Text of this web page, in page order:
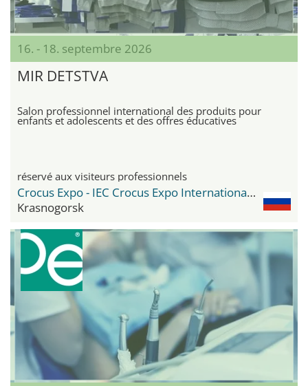
16. - 18. septembre 2026
MIR DETSTVA
Salon professionnel international des produits pour
enfants et adolescents et des offres éducatives
réservé aux visiteurs professionnels
Crocus Expo - IEC Crocus Expo International Exhibition Centre
Krasnogorsk